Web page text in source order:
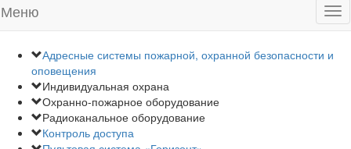
Меню
Адресные системы пожарной, охранной безопасности и
оповещения
Индивидуальная охрана
Охранно-пожарное оборудование
Радиоканальное оборудование
Контроль доступа